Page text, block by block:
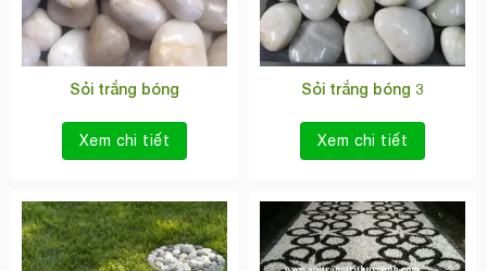
Sỏi trắng bóng
Xem chi tiết
Sỏi trắng bóng 3
Xem chi tiết